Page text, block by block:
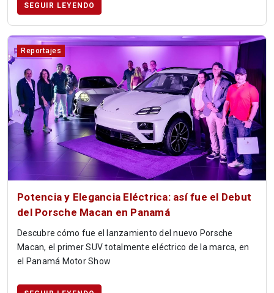
SEGUIR LEYENDO
Reportajes
Potencia y Elegancia Eléctrica: así fue el Debut
del Porsche Macan en Panamá
Descubre cómo fue el lanzamiento del nuevo Porsche
Macan, el primer SUV totalmente eléctrico de la marca, en
el Panamá Motor Show